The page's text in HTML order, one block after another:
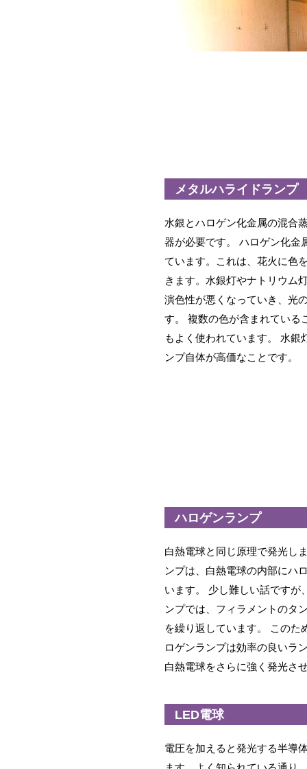
メタルハライドランプ
水銀とハロゲン化金属の混合
器が必要です。 ハロゲン化金
ています。これは、花火に色
きます。水銀灯やナトリウム
演色性が悪くなっていき、光
す。 複数の色が含まれている
もよく使われています。 水銀
ンプ自体が高価なことです。
ハロゲンランプ
白熱電球と同じ原理で発光し
ンプは、白熱電球の内部にハ
います。 少し難しい話ですが
ンプでは、フィラメントのタ
を繰り返しています。 このた
ロゲンランプは効率の良いラ
白熱電球をさらに強く発光さ
LED電球
電圧を加えると発光する半導